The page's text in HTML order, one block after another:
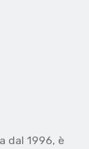
dal 1996, è